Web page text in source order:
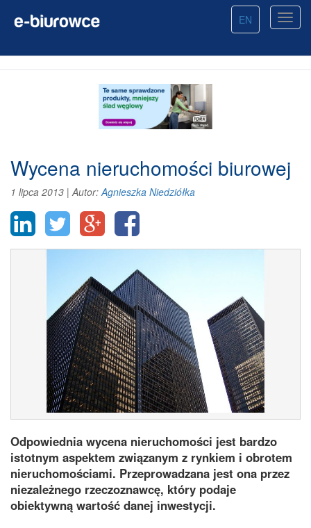
EN
Wycena nieruchomości biurowej
1 lipca 2013 |Autor:Agnieszka Niedziółka
Odpowiednia wycena nieruchomości jest bardzo
istotnym aspektem związanym z rynkiem i obrotem
nieruchomościami. Przeprowadzana jest ona przez
niezależnego rzeczoznawcę, który podaje
obiektywną wartość danej inwestycji.